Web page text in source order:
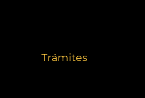
Trámites